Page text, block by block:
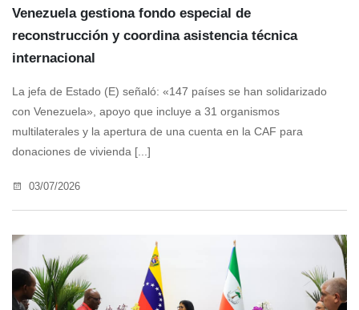
Venezuela gestiona fondo especial de
reconstrucción y coordina asistencia técnica
internacional
La jefa de Estado (E) señaló: «147 países se han solidarizado
con Venezuela», apoyo que incluye a 31 organismos
multilaterales y la apertura de una cuenta en la CAF para
donaciones de vivienda [...]
03/07/2026